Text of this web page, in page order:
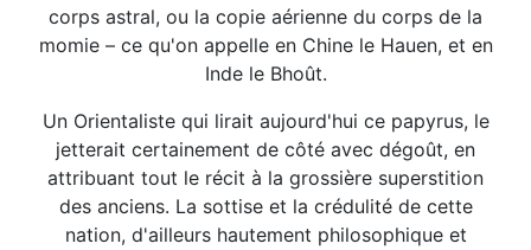
corps astral, ou la copie aérienne du corps de la
momie – ce qu'on appelle en Chine le Hauen, et en
Inde le Bhoût.
Un Orientaliste qui lirait aujourd'hui ce papyrus, le
jetterait certainement de côté avec dégoût, en
attribuant tout le récit à la grossière superstition
des anciens. La sottise et la crédulité de cette
nation, d'ailleurs hautement philosophique et